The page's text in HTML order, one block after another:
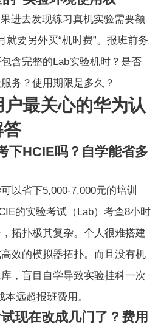
进去发现练习真机实验需要额
就要另外买“机时费”。报班前务
含完整的Lab实验机时？是否
务？使用期限是多久？
最关心的华为认
答
下HCIE吗？自学能省多
以省下5,000-7,000元的培训
的实验考试（Lab）考查8小时
拓扑极其复杂。个人很难搭建
效的模拟器拓扑。而且没有机
，盲目自学导致实验挂科一次
本远超报班费用。
现在改成几门了？费用